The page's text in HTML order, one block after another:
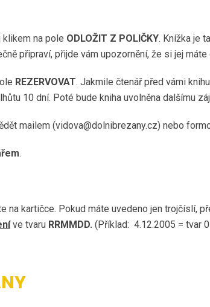
na pole ODLOŽIT Z POLIČKY. Knížka je
připraví, přijde vám upozornění, že si jej
REZERVOVAT. Jakmile čtenář před vámi
10 dní. Poté bude kniha uvolněna dalšímu
mailem (vidova@dolnibrezany.cz) nebo
.
kartičce. Pokud máte uvedeno jen trojčíslí,
ve tvaru RRMMDD. (Příklad: 4.12.2005 = tvar